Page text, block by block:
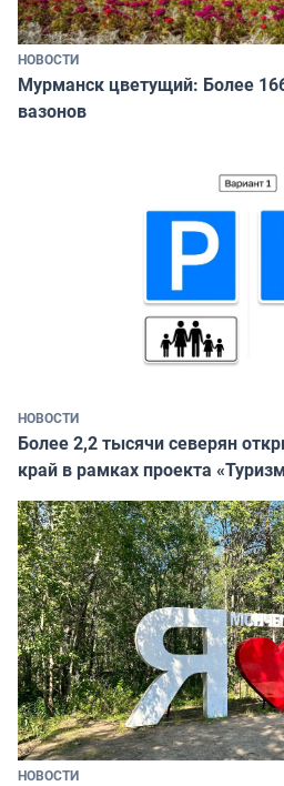
НОВОСТИ
Мурманск цветущий: Более
вазонов
НОВОСТИ
Более 2,2 тысячи северян
край в рамках проекта
НОВОСТИ